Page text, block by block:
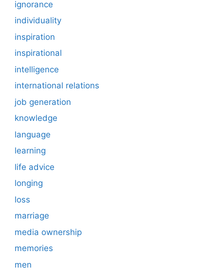
ignorance
individuality
inspiration
inspirational
intelligence
international relations
job generation
knowledge
language
learning
life advice
longing
loss
marriage
media ownership
memories
men